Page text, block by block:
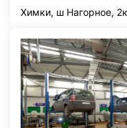
Химки, ш Нагорное,